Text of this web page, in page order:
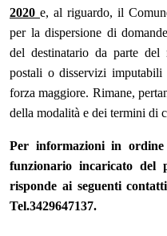
2020 e, al riguardo, il
per la dispersione di
del destinatario da parte del
postali o disservizi
forza maggiore. Rimane,
della modalità e dei termini di
Per informazioni in
funzionario incaricato del
risponde ai seguenti
Tel.3429647137.